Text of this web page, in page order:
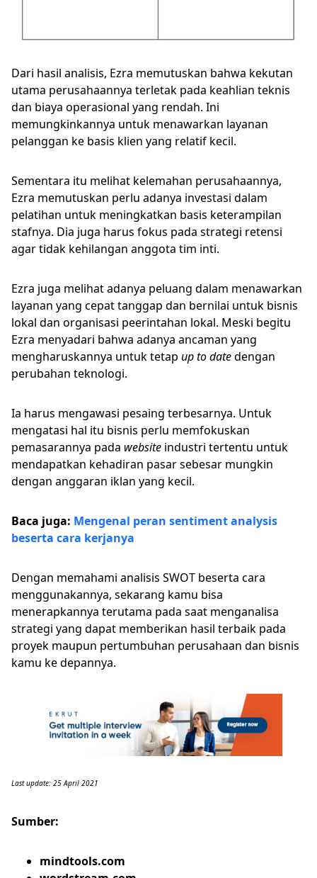
Dari hasil analisis, Ezra memutuskan bahwa kekutan
utama perusahaannya terletak pada keahlian teknis
dan biaya operasional yang rendah. Ini
memungkinkannya untuk menawarkan layanan
pelanggan ke basis klien yang relatif kecil.
Sementara itu melihat kelemahan perusahaannya,
Ezra memutuskan perlu adanya investasi dalam
pelatihan untuk meningkatkan basis keterampilan
stafnya. Dia juga harus fokus pada strategi retensi
agar tidak kehilangan anggota tim inti.
Ezra juga melihat adanya peluang dalam menawarkan
layanan yang cepat tanggap dan bernilai untuk bisnis
lokal dan organisasi peerintahan lokal. Meski begitu
Ezra menyadari bahwa adanya ancaman yang
mengharuskannya untuk tetap up to datedengan
perubahan teknologi.
Ia harus mengawasi pesaing terbesarnya. Untuk
mengatasi hal itu bisnis perlu memfokuskan
pemasarannya pada website industri tertentu untuk
mendapatkan kehadiran pasar sebesar mungkin
dengan anggaran iklan yang kecil.
Baca juga: Mengenal peran sentiment analysis
beserta cara kerjanya
Dengan memahami analisis SWOT beserta cara
menggunakannya, sekarang kamu bisa
menerapkannya terutama pada saat menganalisa
strategi yang dapat memberikan hasil terbaik pada
proyek maupun pertumbuhan perusahaan dan bisnis
kamu ke depannya.
Last update: 25 April 2021
Sumber:
mindtools.com